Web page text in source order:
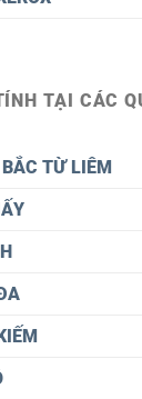
TẠI CÁC
TỪ LIÊM